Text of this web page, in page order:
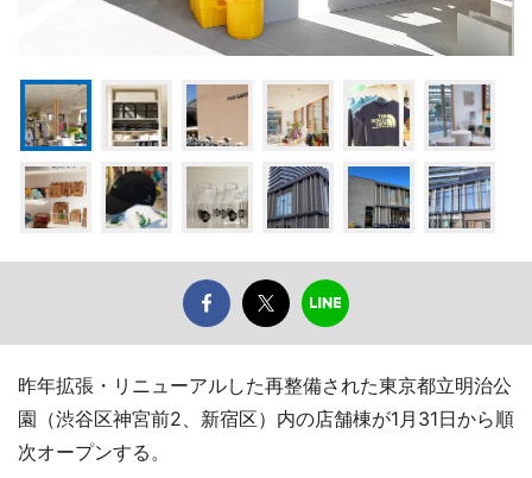
昨年拡張・リニューアルした再整備された東京都立明治公
園（渋谷区神宮前2、新宿区）内の店舗棟が1月31日から順
次オープンする。